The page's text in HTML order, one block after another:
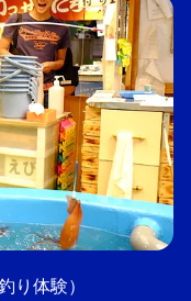
り体験）